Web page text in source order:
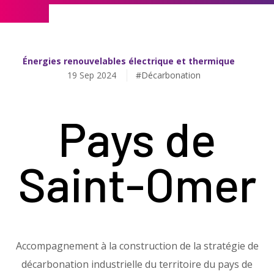
Énergies renouvelables électrique et thermique​
19 Sep 2024
#Décarbonation
Pays de
Saint-Omer
Accompagnement à la construction de la stratégie de
décarbonation industrielle du territoire du pays de